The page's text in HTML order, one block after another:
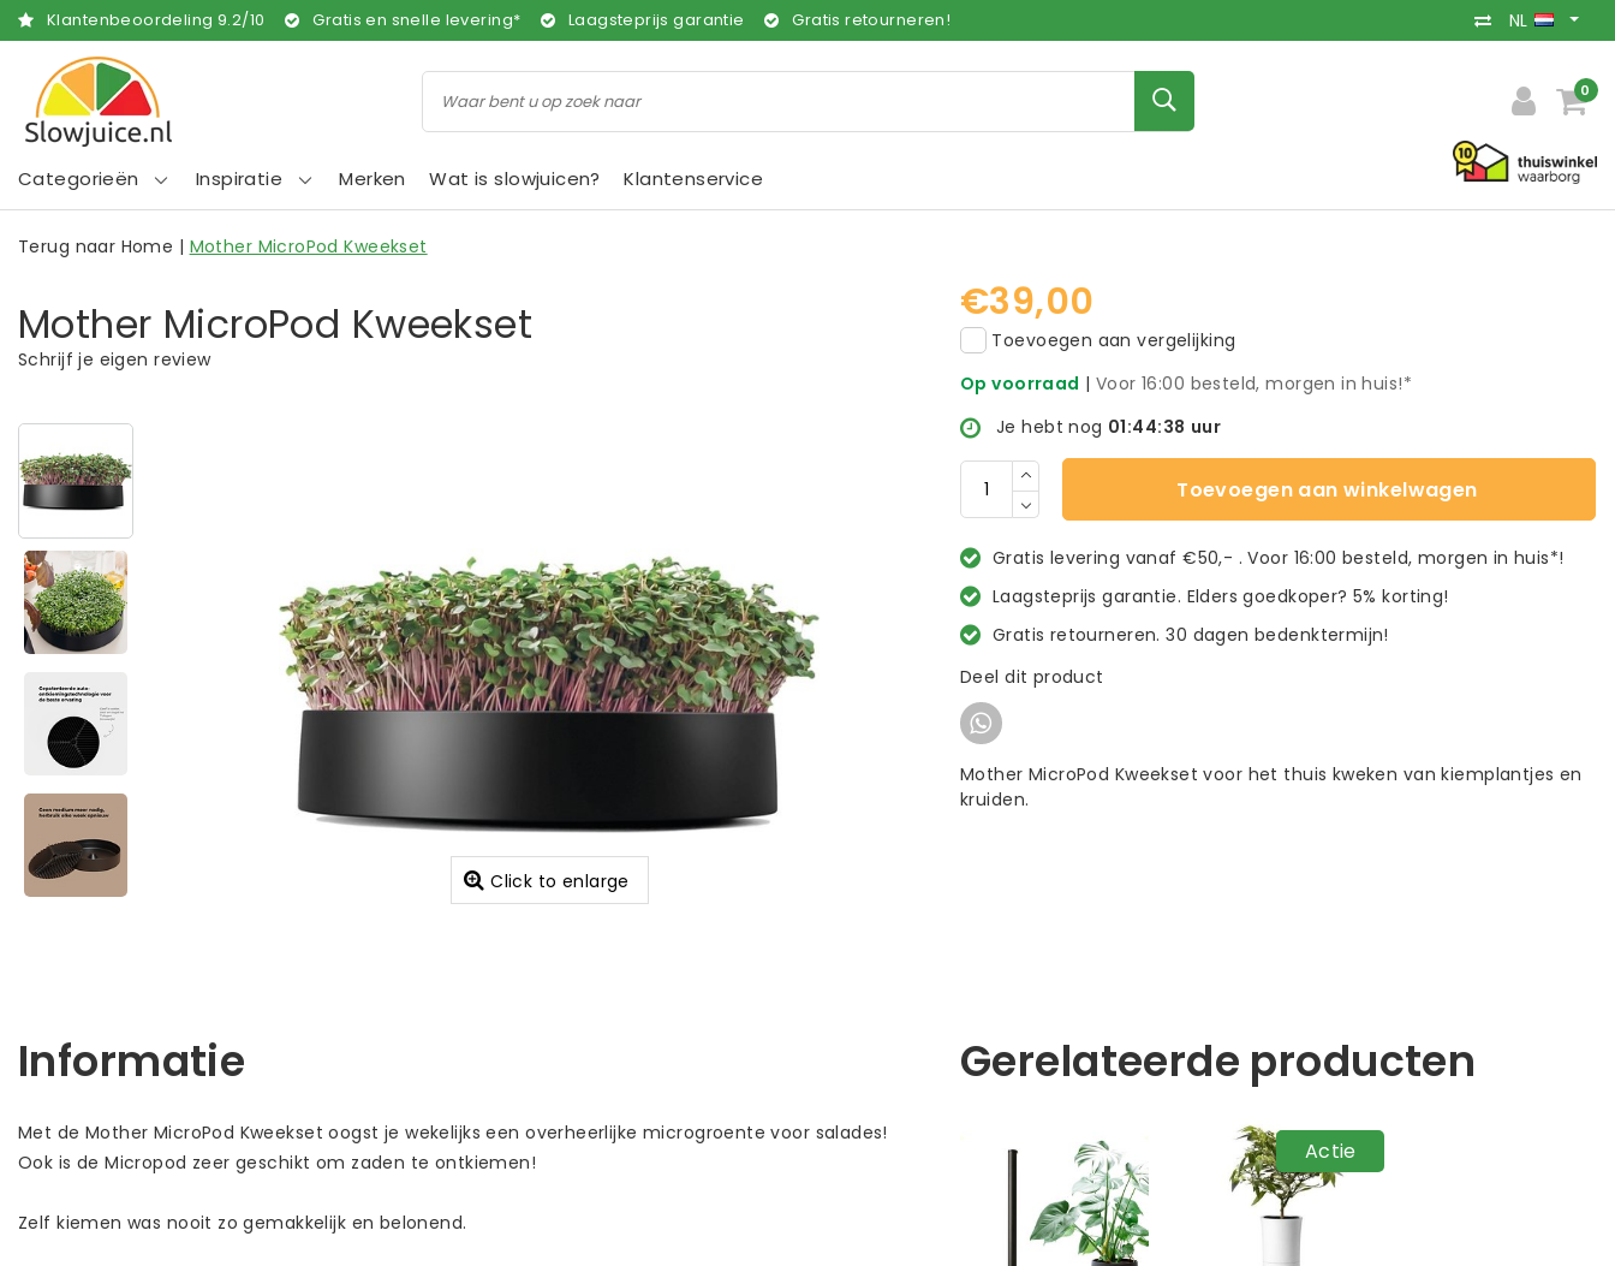
Klantenbeoordeling 9.2/10 Gratis en snelle levering* Laagsteprijs garantie Gratis retourneren! NL
0
Categorieën Inspiratie Merken Wat is slowjuicen? Klantenservice
Terug naar Home | Mother MicroPod Kweekset
Mother MicroPod Kweekset
Schrijf je eigen review
Click to enlarge
€39,00
Toevoegen aan vergelijking
Op voorraad | Voor 16:00 besteld, morgen in huis!*
Je hebt nog 01:44:37 uur
Toevoegen aan winkelwagen
Gratis levering vanaf €50,- . Voor 16:00 besteld, morgen in huis*!
Laagsteprijs garantie. Elders goedkoper? 5% korting!
Gratis retourneren. 30 dagen bedenktermijn!
Deel dit product
Mother MicroPod Kweekset voor het thuis kweken van kiemplantjes en
kruiden.
Informatie
Met de Mother MicroPod Kweekset oogst je wekelijks een overheerlijke microgroente voor salades!
Ook is de Micropod zeer geschikt om zaden te ontkiemen!
Zelf kiemen was nooit zo gemakkelijk en belonend.
Gerelateerde producten
Actie